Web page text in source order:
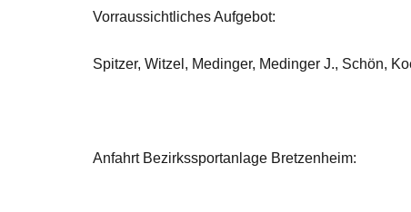
Vorraussichtliches Aufgebot:
Spitzer, Witzel, Medinger, Medinger J., Schön,
Anfahrt Bezirkssportanlage Bretzenheim: